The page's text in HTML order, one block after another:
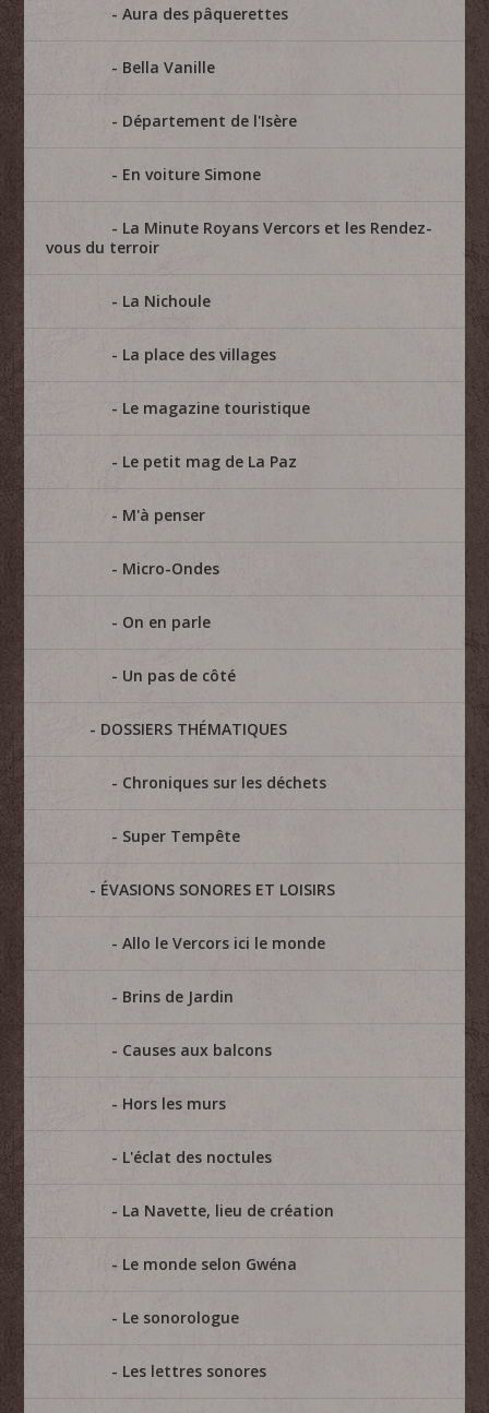
Aura des pâquerettes
Bella Vanille
Département de l'Isère
En voiture Simone
La Minute Royans Vercors et les Rendez-
vous du terroir
La Nichoule
La place des villages
Le magazine touristique
Le petit mag de La Paz
M'à penser
Micro-Ondes
On en parle
Un pas de côté
DOSSIERS THÉMATIQUES
Chroniques sur les déchets
Super Tempête
ÉVASIONS SONORES ET LOISIRS
Allo le Vercors ici le monde
Brins de Jardin
Causes aux balcons
Hors les murs
L'éclat des noctules
La Navette, lieu de création
Le monde selon Gwéna
Le sonorologue
Les lettres sonores